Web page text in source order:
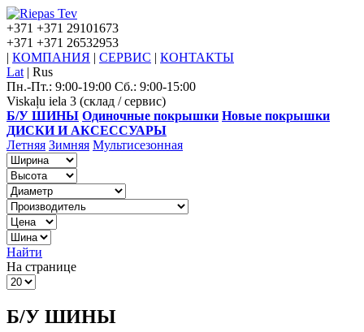
+371 +371 29101673
+371 +371 26532953
| КОМПАНИЯ | СЕРВИС | КОНТАКТЫ
Lat | Rus
Пн.-Пт.: 9:00-19:00 Сб.: 9:00-15:00
Viskaļu iela 3 (склад / сервис)
Б/У ШИНЫ Одиночные покрышки Новые покрышки
ДИСКИ И АКСЕССУАРЫ
Летняя Зимняя Мультисезонная
Найти
На странице
Б/У ШИНЫ